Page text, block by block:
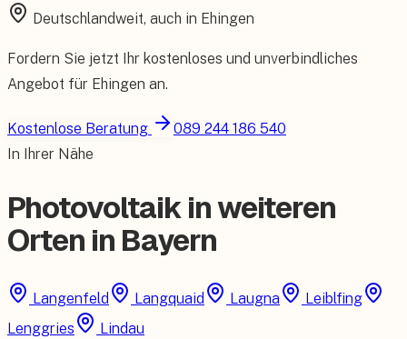
Deutschlandweit, auch in Ehingen
Fordern Sie jetzt Ihr kostenloses und unverbindliches
Angebot für Ehingen an.
Kostenlose Beratung
089 244 186 540
In Ihrer Nähe
Photovoltaik in weiteren
Orten in Bayern
Langenfeld Langquaid Laugna
Leiblfing
Lenggries
Lindau